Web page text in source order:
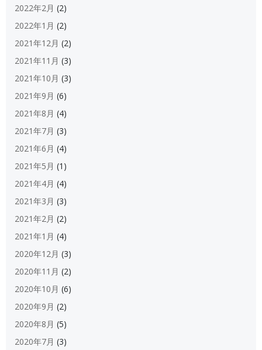
2022年2月 (2)
2022年1月 (2)
2021年12月 (2)
2021年11月 (3)
2021年10月 (3)
2021年9月 (6)
2021年8月 (4)
2021年7月 (3)
2021年6月 (4)
2021年5月 (1)
2021年4月 (4)
2021年3月 (3)
2021年2月 (2)
2021年1月 (4)
2020年12月 (3)
2020年11月 (2)
2020年10月 (6)
2020年9月 (2)
2020年8月 (5)
2020年7月 (3)